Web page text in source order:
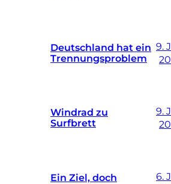
Deutschland hat ein
Trennungsproblem
9.
Windrad zu
Surfbrett
9.
Ein Ziel, doch
6.